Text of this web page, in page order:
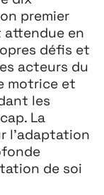
premier
attendue en
défis et
acteurs du
motrice et
les
La
l’adaptation
de soi